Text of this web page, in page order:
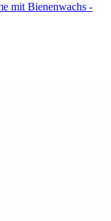
mit Bienenwachs -